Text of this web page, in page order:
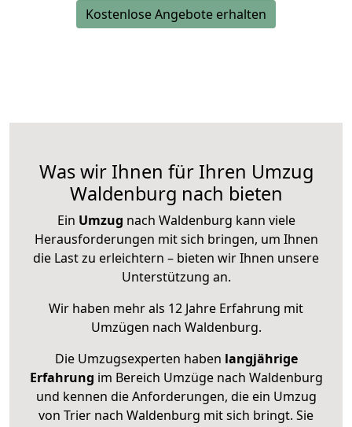
Kostenlose Angebote erhalten
Was wir Ihnen für Ihren Umzug
Waldenburg nach bieten
Ein Umzug nach Waldenburg kann viele
Herausforderungen mit sich bringen, um Ihnen
die Last zu erleichtern – bieten wir Ihnen unsere
Unterstützung an.
Wir haben mehr als 12 Jahre Erfahrung mit
Umzügen nach Waldenburg.
Die Umzugsexperten haben langjährige
Erfahrung im Bereich Umzüge nach Waldenburg
und kennen die Anforderungen, die ein Umzug
von Trier nach Waldenburg mit sich bringt. Sie